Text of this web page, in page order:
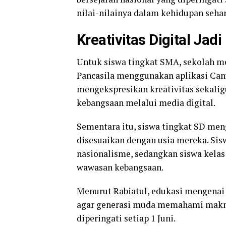
nilai-nilainya dalam kehidupan
Kreativitas Digital Jadi
Untuk siswa tingkat SMA, sekolah
Pancasila menggunakan aplikasi
mengekspresikan kreativitas
kebangsaan melalui media digital.
Sementara itu, siswa tingkat SD
disesuaikan dengan usia mereka.
nasionalisme, sedangkan siswa
wawasan kebangsaan.
Menurut Rabiatul, edukasi
agar generasi muda memahami
diperingati setiap 1 Juni.